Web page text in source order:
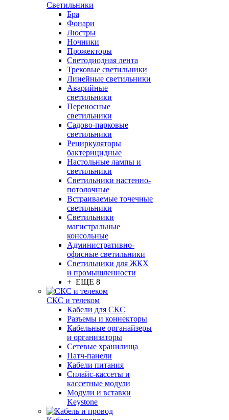
Светильники
Бра
Фонари
Люстры
Ночники
Прожекторы
Светодиодная лента
Трековые светильники
Линейные светильники
Аварийные
светильники
Переносные
светильники
Садово-парковые
светильники
Рециркуляторы
бактерицидные
Настольные лампы и
светильники
Светильники настенно-
потолочные
Встраиваемые точечные
светильники
Светильники
магистральные
консольные
Административно-
офисные светильники
Светильники для ЖКХ
и промышленности
+ ЕЩЕ 8
СКС и телеком
Кабели для СКС
Разъемы и коннекторы
Кабельные органайзеры
и организаторы
Сетевые хранилища
Патч-панели
Кабели питания
Сплайс-кассеты и
кассетные модули
Модули и вставки
Keystone